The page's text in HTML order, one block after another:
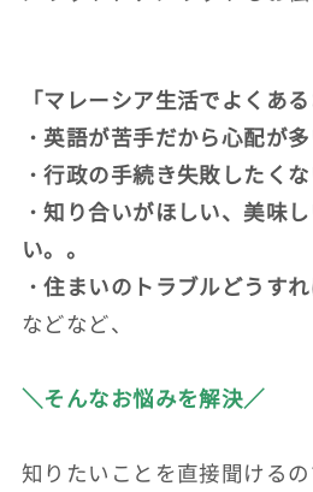
「マレーシア生活でよくある
・英語が苦手だから心配が多
・行政の手続き失敗したくな
・知り合いがほしい、美味
い。。
・住まいのトラブルどうす
などなど、
＼そんなお悩みを解決／
知りたいことを直接聞ける